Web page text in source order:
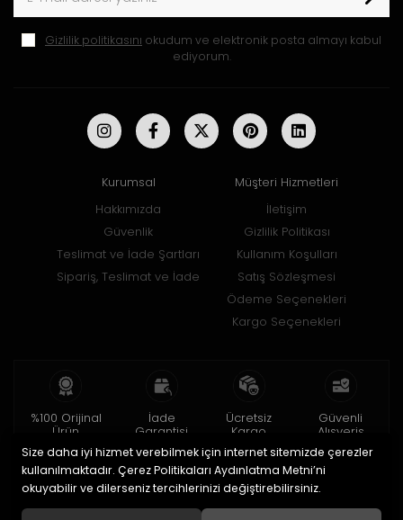
Gizlilik politikasını okudum ve elektronik posta almayı kabul
ediyorum.
Kurumsal
Hakkımızda
Güvenlik
Teslimat ve İade Şartları
Sipariş, Teslimat ve İade
Müşteri Hizmetleri
İletişim
Gizlilik Politikası
Kullanım Koşulları
Satış Sözleşmesi
Ödeme Seçenekleri
Kargo Seçenekleri
%100 Orijinal
Ürün
2 yıl garanti
İade
Garantisi
15 gün içinde
iade
Ücretsiz
Kargo
150 TL ve üzeri
Güvenli
Alışveriş
256bit SSL ile
Size daha iyi hizmet verebilmek için internet sitemizde çerezler
kullanılmaktadır. Çerez Politikaları Aydınlatma Metni’ni
okuyabilir ve dilerseniz tercihlerinizi değiştirebilirsiniz.